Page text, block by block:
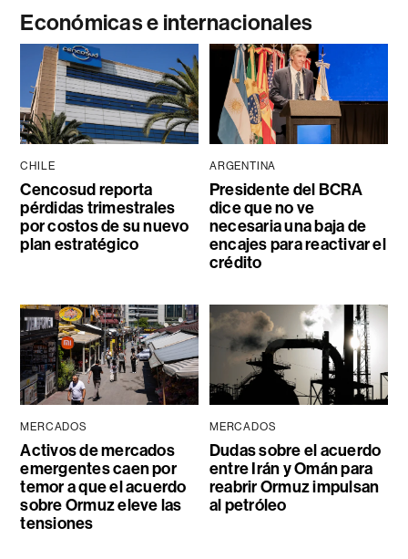
Económicas e internacionales
CHILE
Cencosud reporta
pérdidas trimestrales
por costos de su nuevo
plan estratégico
ARGENTINA
Presidente del BCRA
dice que no ve
necesaria una baja de
encajes para reactivar el
crédito
MERCADOS
Activos de mercados
emergentes caen por
temor a que el acuerdo
sobre Ormuz eleve las
tensiones
MERCADOS
Dudas sobre el acuerdo
entre Irán y Omán para
reabrir Ormuz impulsan
al petróleo